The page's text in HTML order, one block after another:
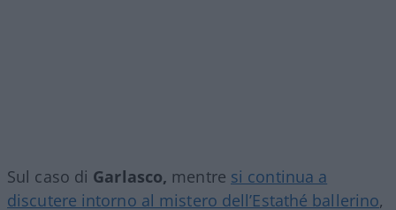
Sul caso di Garlasco, mentre si continua a
discutere intorno al mistero dell’Estathé ballerino,